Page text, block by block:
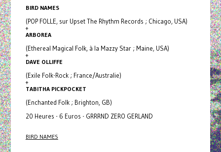
BIRD NAMES
(POP FOLLE, sur Upset The Rhythm Records ; Chicago, USA)
+
ARBOREA
(Ethereal Magical Folk, à la Mazzy Star ; Maine, USA)
+
DAVE OLLIFFE
(Exile Folk-Rock ; France/Australie)
+
TABITHA PICKPOCKET
(Enchanted Folk ; Brighton, GB)
20 Heures - 6 Euros - GRRRND ZERO GERLAND
BIRD NAMES